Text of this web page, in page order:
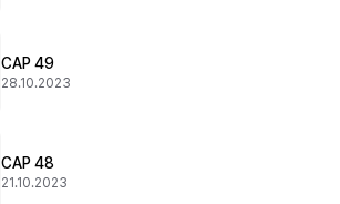
CAP 49
28.10.2023
CAP 48
21.10.2023